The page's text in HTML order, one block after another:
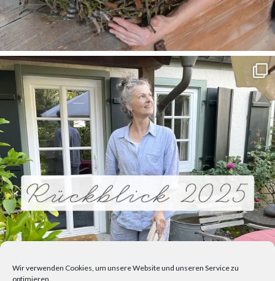
Wir verwenden Cookies, um unsere Website und unseren Service zu
optimieren.